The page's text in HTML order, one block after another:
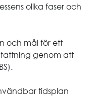
olika faser och
och mål för ett
genom att
tidsplan